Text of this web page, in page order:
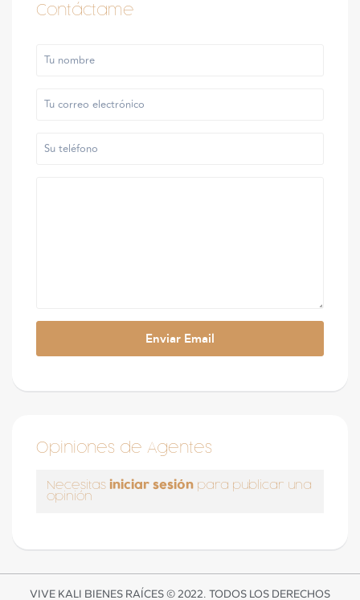
Contáctame
Opiniones de Agentes
Necesitas iniciar sesión para publicar una
opinión
VIVE KALI BIENES RAÍCES © 2022. TODOS LOS DERECHOS